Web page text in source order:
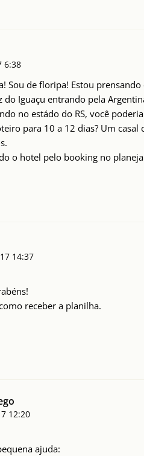
6:38
Sou de floripa! Estou prensando
do Iguaçu entrando pela
no estádo do RS, você
para 10 a 12 dias? Um casal
o hotel pelo booking no
14:37
receber a planilha.
12:20
ajuda: